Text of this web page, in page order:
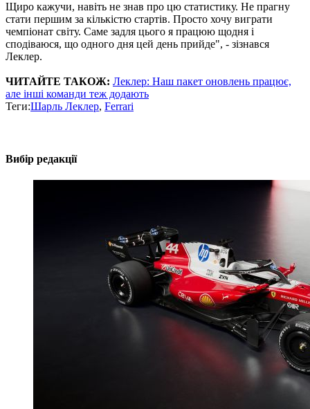
Щиро кажучи, навіть не знав про цю статистику. Не прагну
стати першим за кількістю стартів. Просто хочу виграти
чемпіонат світу. Саме задля цього я працюю щодня і
сподіваюся, що одного дня цей день прийде", - зізнався
Леклер.
ЧИТАЙТЕ ТАКОЖ: Леклер: Наш пакет оновлень працює,
але інші команди теж додають
Теги:Шарль Леклер, Ferrari
Вибір редакції